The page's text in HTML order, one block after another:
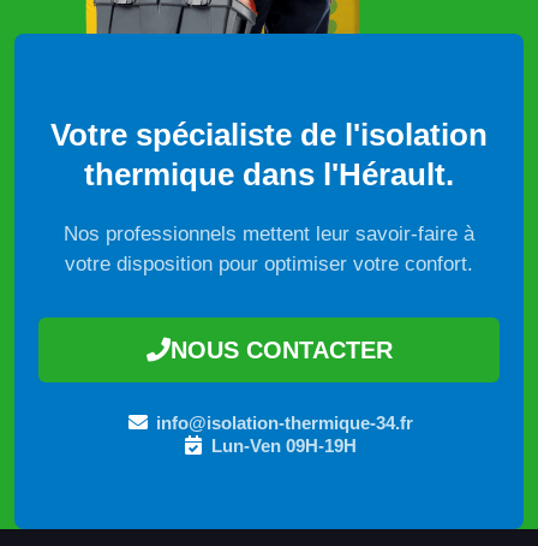
Votre spécialiste de l'isolation
thermique dans l'Hérault.
Nos professionnels mettent leur savoir-faire à
votre disposition pour optimiser votre confort.
NOUS CONTACTER
info@isolation-thermique-34.fr
Lun-Ven 09H-19H